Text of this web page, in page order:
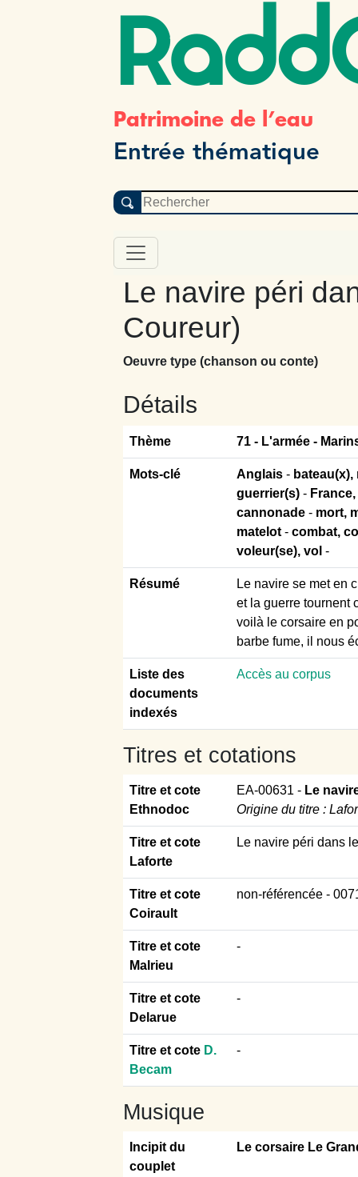
Patrimoine de l’eau
Entrée thématique
Le navire péri
Coureur)
Oeuvre type (chanson ou conte)
Détails
Thème 71 - L'armée -
Mots-clé Anglais - bateau(x),
guerrier(s) -
cannonade - mort,
matelot - combat,
voleur(se), vol -
Résumé
Le navire se met en
et la guerre tournent
voilà le corsaire en
barbe fume, il nous
Liste des
documents
indexés
Accès au corpus
Titres et cotations
Titre et cote
Ethnodoc
EA-00631 - Le
Origine du titre :
Titre et cote
Laforte
Le navire péri dans
Titre et cote
Coirault
non-référencée -
Titre et cote
Malrieu
-
Titre et cote
Delarue
-
Titre et cote D.
Becam
-
Musique
Incipit du
couplet
Le corsaire Le